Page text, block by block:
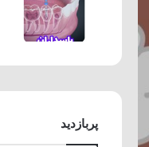
پربازدید